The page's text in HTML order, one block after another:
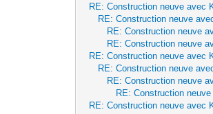
RE: Construction neuve avec
RE: Construction neuve
RE: Construction neuve
RE: Construction neuve
RE: Construction neuve avec
RE: Construction neuve
RE: Construction neuve
RE: Construction
RE: Construction neuve avec